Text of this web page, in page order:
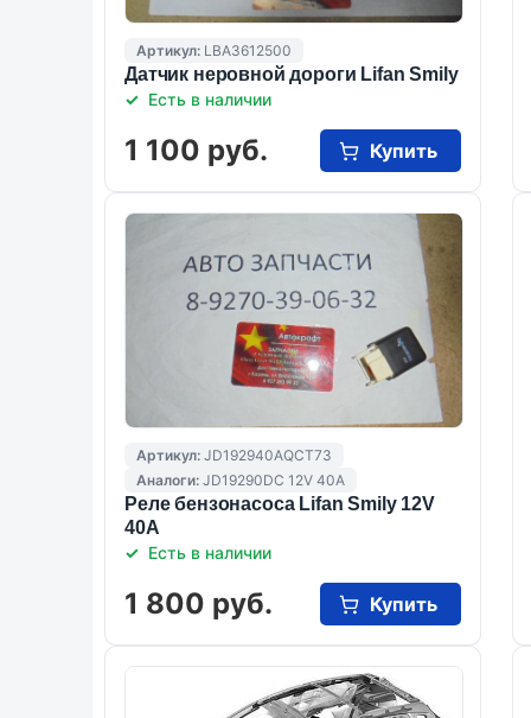
Артикул: LBA3612500
Датчик неровной дороги Lifan Smily
Есть в наличии
1 100 руб. Купить
Артикул: JD192940AQCT73
Аналоги: JD19290DC 12V 40A
Реле бензонасоса Lifan Smily 12V
40A
Есть в наличии
1 800 руб. Купить